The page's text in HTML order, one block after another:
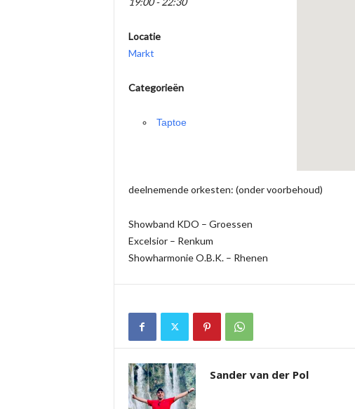
Locatie
Markt
Categorieën
Taptoe
deelnemende orkesten: (onder voorbehoud)
Showband KDO – Groessen
Excelsior – Renkum
Showharmonie O.B.K. – Rhenen
Sander van der Pol